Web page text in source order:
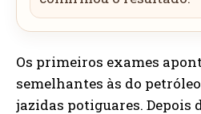
Os primeiros exames
semelhantes às do
jazidas potiguares. Depois